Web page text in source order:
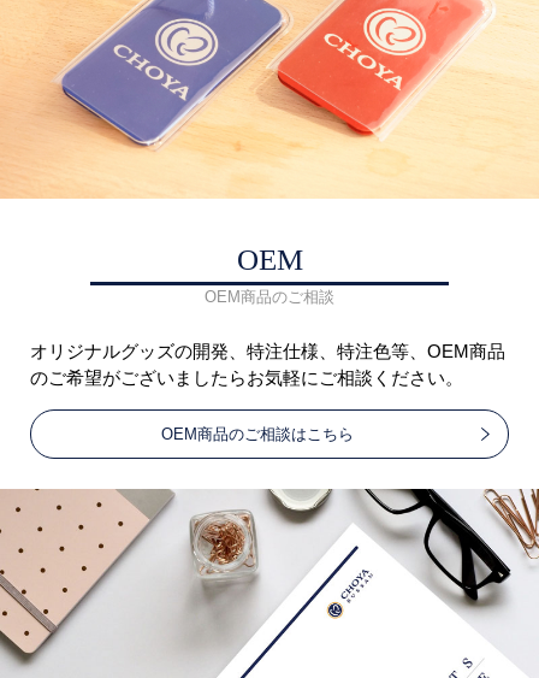
OEM
OEM商品のご相談
オリジナルグッズの開発、特注仕様、特注色等、OEM商品
のご希望がございましたらお気軽にご相談ください。
OEM商品のご相談はこちら